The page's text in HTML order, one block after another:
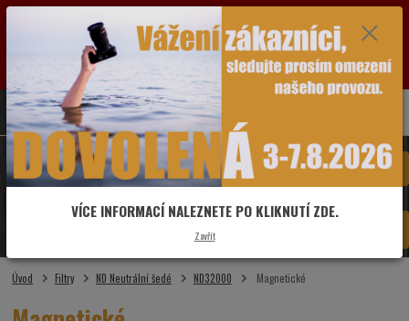
DŮVODU DOVOLENÉ ZAVŘENÁ. POZASTAVEN BUDE V TUTO DOBU I PROVOZ ESHOPU.
VŠECHNY DOTAZY A OBJEDNÁVKY PŘIJATÉ VE ZMÍNĚNÉM OBDOBÍ BUDOU VYŘIZOVÁNY
OD PONDĚLÍ 10.8.2026. DĚKUJEME ZA POCHOPENÍ A PŘEDEM SE OMLOUVÁME ZA MOŽNÉ
KOMPLIKACE.
Menu
CZK
775 481 993
Úvod Filtry ND Neutrální šedé ND32000 Magnetické
VÍCE INFORMACÍ NALEZNETE PO KLIKNUTÍ ZDE.
Zavřít